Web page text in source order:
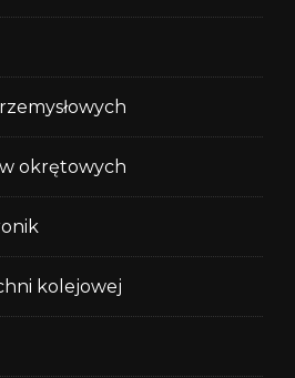
okrętowych
kolejowej